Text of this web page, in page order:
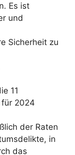
Es ist
und
Sicherheit zu
11
2024
der Raten
in
das